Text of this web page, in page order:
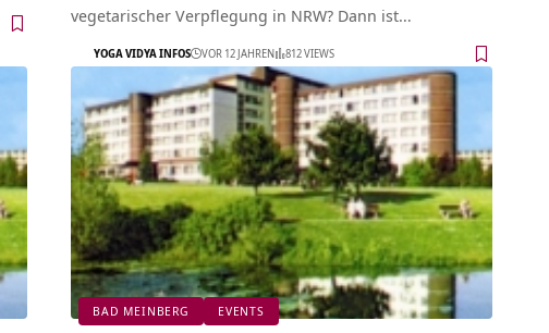
vegetarischer Verpflegung in NRW? Dann ist…
YOGA VIDYA INFOS VOR 12 JAHREN 812 VIEWS
BAD MEINBERG EVENTS